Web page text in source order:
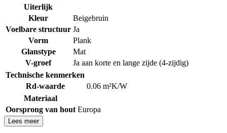
Uiterlijk
Kleur
Beigebruin
Voelbare structuur Ja
Vorm
Plank
Glanstype
Mat
V-groef
Ja aan korte en lange zijde (4-zijdig)
Technische kenmerken
Rd-waarde
0.06 m²K/W
Materiaal
Oorsprong van hout Europa
Lees meer